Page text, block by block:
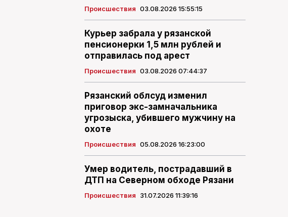
Происшествия 03.08.2026 15:55:15
Курьер забрала у рязанской
пенсионерки 1,5 млн рублей и
отправилась под арест
Происшествия 03.08.2026 07:44:37
Рязанский облсуд изменил
приговор экс-замначальника
угрозыска, убившего мужчину на
охоте
Происшествия 05.08.2026 16:23:00
Умер водитель, пострадавший в
ДТП на Северном обходе Рязани
Происшествия 31.07.2026 11:39:16